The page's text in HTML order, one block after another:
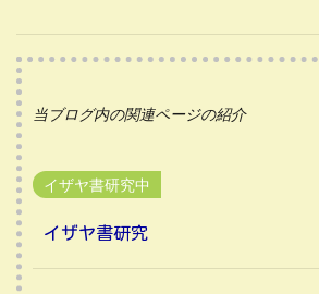
当ブログ内の関連ページの紹介
イザヤ書研究中
イザヤ書研究